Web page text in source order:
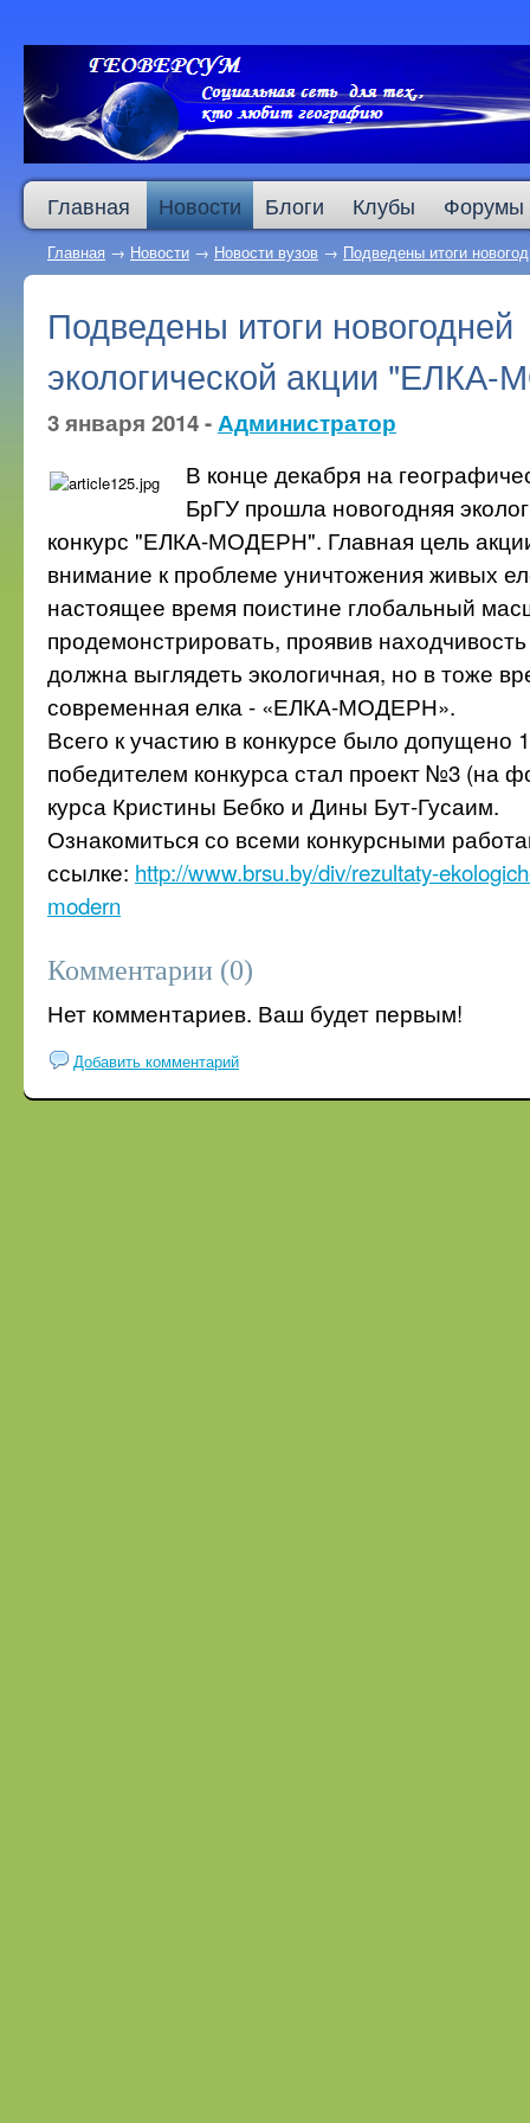
Главная Новости Блоги Клубы Форумы
Главная → Новости → Новости вузов → Подведены итоги
Подведены итоги новогодней
экологической акции
3 января 2014 -Администратор
В конце декабря на
БрГУ прошла новогодняя
конкурс "ЕЛКА-МОДЕРН". Главная цель
внимание к проблеме уничтожения живых
настоящее время поистине глобальный
продемонстрировать, проявив
должна выглядеть экологичная, но в тоже
современная елка - «ЕЛКА-МОДЕРН».
Всего к участию в конкурсе было допущено
победителем конкурса стал проект №3 (на
курса Кристины Бебко и Дины Бут-Гусаим.
Ознакомиться со всеми конкурсными
ссылке: http://www.brsu.by/div/rezultaty-
modern
Комментарии (0)
Нет комментариев. Ваш будет первым!
Добавить комментарий